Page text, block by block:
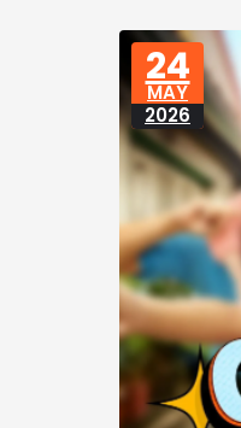
24
MAY
2026